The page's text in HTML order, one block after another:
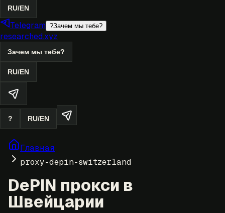
RU/EN
Telegram ?Зачем мы тебе?
researched.xyz
Зачем мы тебе?
RU/EN
? RU/EN
Главная
proxy-depin-switzerland
DePIN прокси в
Швейцарии